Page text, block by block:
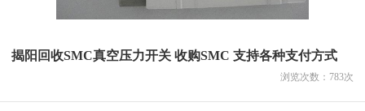
揭阳回收SMC真空压力开关 收购SMC 支持各种支付方式
浏览次数： 783次